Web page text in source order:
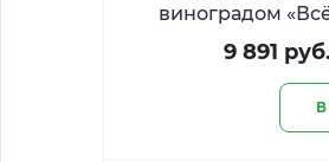
виноградом
сочно»
9 891 руб.
В